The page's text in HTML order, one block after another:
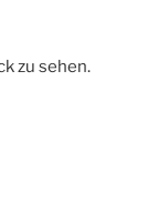
zu sehen.